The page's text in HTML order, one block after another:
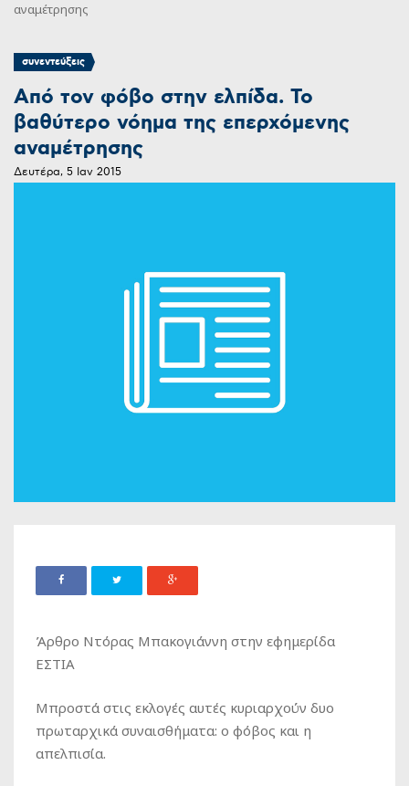
αναμέτρησης
συνεντεύξεις
Από τον φόβο στην ελπίδα. Το
βαθύτερο νόημα της επερχόμενης
αναμέτρησης
Δευτέρα, 5 Ιαν 2015
Άρθρο Nτόρας Μπακογιάννη στην εφημερίδα
ΕΣΤΙΑ
Μπροστά στις εκλογές αυτές κυριαρχούν δυο
πρωταρχικά συναισθήματα: ο φόβος και η
απελπισία.